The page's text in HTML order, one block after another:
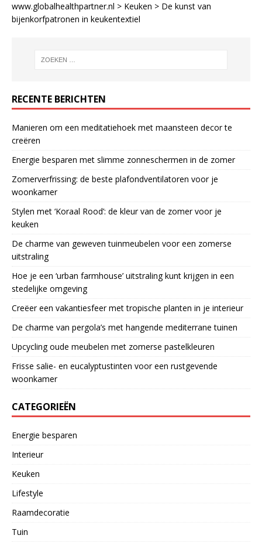
www.globalhealthpartner.nl > Keuken > De kunst van
bijenkorfpatronen in keukentextiel
RECENTE BERICHTEN
Manieren om een meditatiehoek met maansteen decor te
creëren
Energie besparen met slimme zonneschermen in de zomer
Zomerverfrissing: de beste plafondventilatoren voor je
woonkamer
Stylen met ‘Koraal Rood’: de kleur van de zomer voor je
keuken
De charme van geweven tuinmeubelen voor een zomerse
uitstraling
Hoe je een ‘urban farmhouse’ uitstraling kunt krijgen in een
stedelijke omgeving
Creëer een vakantiesfeer met tropische planten in je interieur
De charme van pergola’s met hangende mediterrane tuinen
Upcycling oude meubelen met zomerse pastelkleuren
Frisse salie- en eucalyptustinten voor een rustgevende
woonkamer
CATEGORIEËN
Energie besparen
Interieur
Keuken
Lifestyle
Raamdecoratie
Tuin